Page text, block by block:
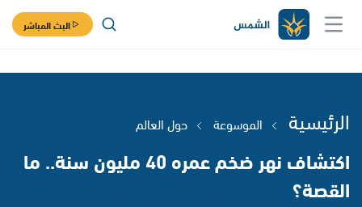
البث المباشر
الرئيسية الموسوعة حول العالم
اكتشاف نهر ضخم عمره 40 مليون سنة.. ما
القصة؟